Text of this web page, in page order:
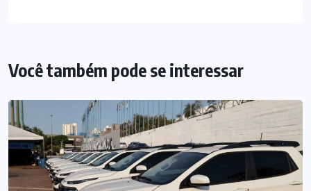
Você também pode se interessar